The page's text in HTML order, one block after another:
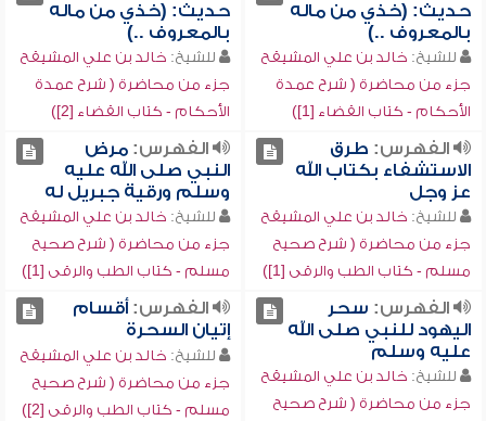
حديث: (خذي من ماله
بالمعروف ..)
للشيخ: خالد بن علي المشيقح
جزء من محاضرة ( شرح عمدة
الأحكام - كتاب القضاء [1])
حديث: (خذي من ماله
بالمعروف ..)
للشيخ: خالد بن علي المشيقح
جزء من محاضرة ( شرح عمدة
الأحكام - كتاب القضاء [2])
الفهرس: طرق
الاستشفاء بكتاب الله
عز وجل
للشيخ: خالد بن علي المشيقح
جزء من محاضرة ( شرح صحيح
مسلم - كتاب الطب والرقى [1])
الفهرس:مرض
النبي صلى الله عليه
وسلم ورقية جبريل له
للشيخ: خالد بن علي المشيقح
جزء من محاضرة ( شرح صحيح
مسلم - كتاب الطب والرقى [1])
الفهرس: سحر
اليهود للنبي صلى الله
عليه وسلم
للشيخ: خالد بن علي المشيقح
جزء من محاضرة ( شرح صحيح
الفهرس:أقسام
إتيان السحرة
للشيخ: خالد بن علي المشيقح
جزء من محاضرة ( شرح صحيح
مسلم - كتاب الطب والرقى [2])